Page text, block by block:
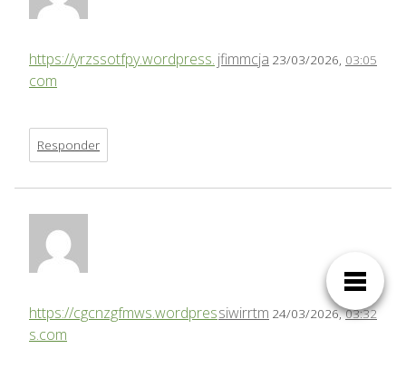
jfimmcja 23/03/2026, 03:05
https://yrzssotfpy.wordpress.
com
Responder
siwirrtm 24/03/2026,03:32
https://cgcnzgfmws.wordpres
s.com